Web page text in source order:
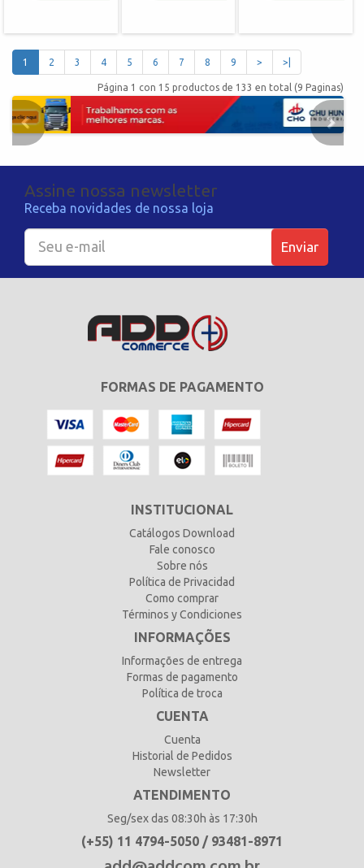
1 2 3 4 5 6 7 8 9 > >|
Página 1 con 15 productos de 133 en total (9 Paginas)
Assine nossa newsletter
Receba novidades de nossa loja
Enviar
FORMAS DE PAGAMENTO
INSTITUCIONAL
Catálogos Download
Fale conosco
Sobre nós
Política de Privacidad
Como comprar
Términos y Condiciones
INFORMAÇÕES
Informações de entrega
Formas de pagamento
Política de troca
CUENTA
Cuenta
Historial de Pedidos
Newsletter
ATENDIMENTO
Seg/sex das 08:30h às 17:30h
(+55) 11 4794-5050 / 93481-8971